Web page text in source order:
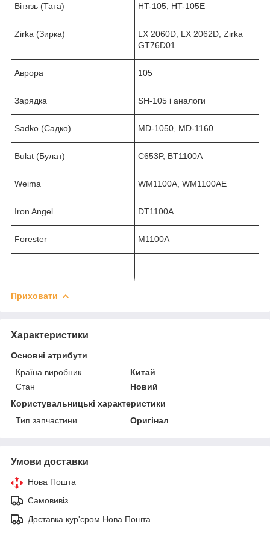
Вітязь (Тата) HT-105, HT-105E
Zirka (Зирка)
LX 2060D, LX 2062D, Zirka
GT76D01
Аврора 105
Зарядка SH-105 і аналоги
Sadko (Садко) MD-1050, MD-1160
Bulat (Булат) C653P, BT1100A
Weima WM1100A, WM1100AE
Iron Angel DT1100A
Forester M1100A
Приховати
Характеристики
Основні атрибути
Країна виробник
Китай
Стан
Новий
Користувальницькі характеристики
Тип запчастини
Оригінал
Умови доставки
Нова Пошта
Самовивіз
Доставка кур'єром Нова Пошта